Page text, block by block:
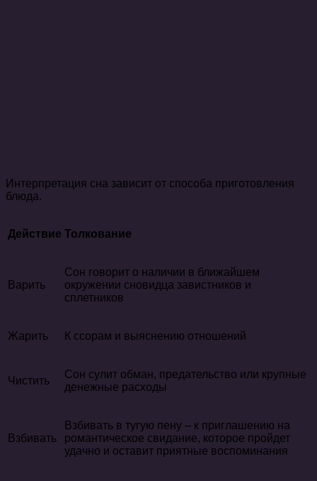
Интерпретация сна зависит от способа приготовления
блюда.
Действие Толкование
Варить
Сон говорит о наличии в ближайшем
окружении сновидца завистников и
сплетников
Жарить К ссорам и выяснению отношений
Чистить
Сон сулит обман, предательство или крупные
денежные расходы
Взбивать
Взбивать в тугую пену – к приглашению на
романтическое свидание, которое пройдет
удачно и оставит приятные воспоминания